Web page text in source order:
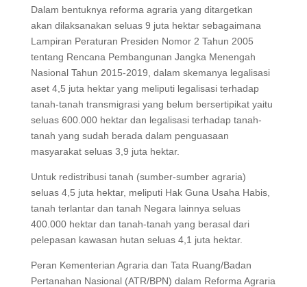
Dalam bentuknya reforma agraria yang ditargetkan
akan dilaksanakan seluas 9 juta hektar sebagaimana
Lampiran Peraturan Presiden Nomor 2 Tahun 2005
tentang Rencana Pembangunan Jangka Menengah
Nasional Tahun 2015-2019, dalam skemanya legalisasi
aset 4,5 juta hektar yang meliputi legalisasi terhadap
tanah-tanah transmigrasi yang belum bersertipikat yaitu
seluas 600.000 hektar dan legalisasi terhadap tanah-
tanah yang sudah berada dalam penguasaan
masyarakat seluas 3,9 juta hektar.
Untuk redistribusi tanah (sumber-sumber agraria)
seluas 4,5 juta hektar, meliputi Hak Guna Usaha Habis,
tanah terlantar dan tanah Negara lainnya seluas
400.000 hektar dan tanah-tanah yang berasal dari
pelepasan kawasan hutan seluas 4,1 juta hektar.
Peran Kementerian Agraria dan Tata Ruang/Badan
Pertanahan Nasional (ATR/BPN) dalam Reforma Agraria